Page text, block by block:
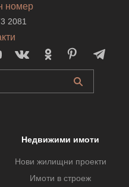
номер
2081
Недвижими имоти
Нови жилищни проекти
Имоти в строеж